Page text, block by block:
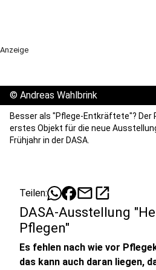
Anzeige
© Andreas Wahlbrink
Besser als "Pflege-Entkräftete"? Der
erstes Objekt für die neue
Frühjahr in der DASA.
Teilen: mailopen_in_new
DASA-Ausstellung
Pflegen"
Es fehlen nach wie vor
das kann auch daran liegen,